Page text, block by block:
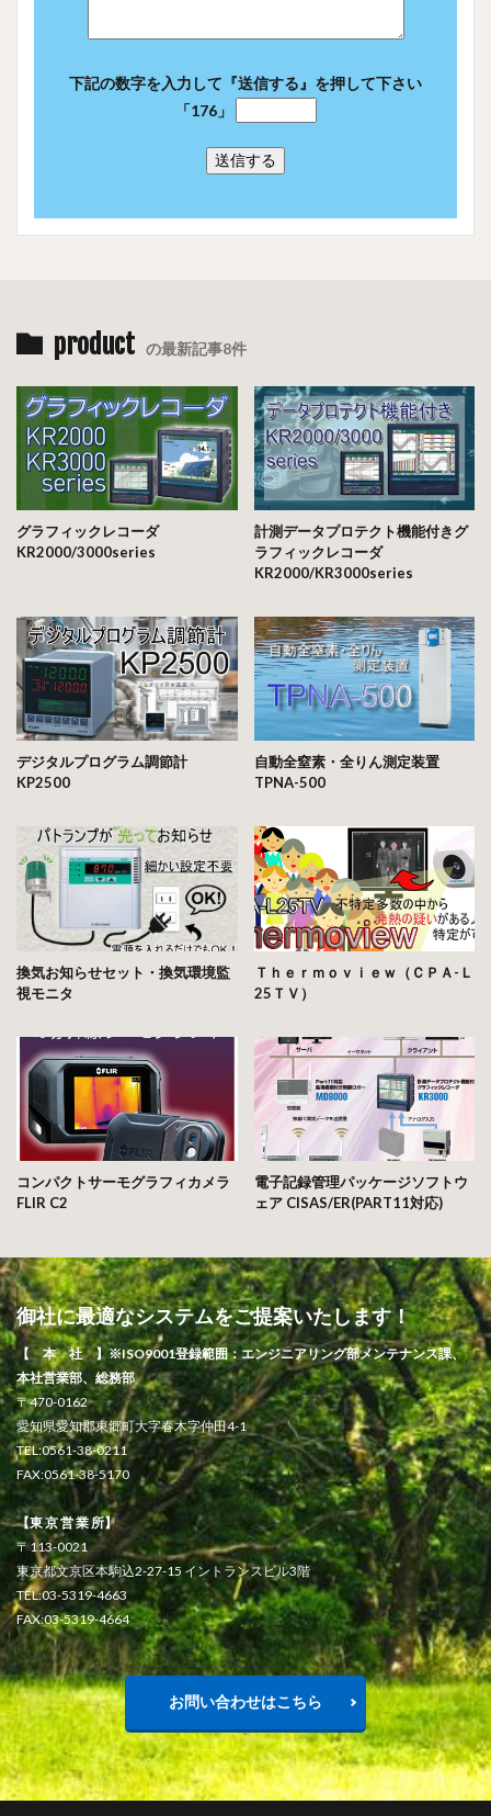
下記の数字を入力して『送信する』を押して下さい
「176」
product の最新記事8件
グラフィックレコーダ
KR2000/3000series
計測データプロテクト機能付きグ
ラフィックレコーダ
KR2000/KR3000series
デジタルプログラム調節計
KP2500
自動全窒素・全りん測定装置
TPNA-500
換気お知らせセット・換気環境監
視モニタ
Ｔｈｅｒｍｏｖｉｅｗ（ＣＰＡ-Ｌ
25ＴＶ）
コンパクトサーモグラフィカメラ
FLIR C2
電子記録管理パッケージソフトウ
ェア CISAS/ER(PART11対応)
御社に最適なシステムをご提案いたします！
【 本 社 】※ISO9001登録範囲：エンジニアリング部メンテナンス課、
本社営業部、総務部
〒470-0162
愛知県愛知郡東郷町大字春木字仲田4-1
TEL:0561-38-0211
FAX:0561-38-5170
【東 京 営 業 所】
〒113-0021
東京都文京区本駒込2-27-15 イントランスビル3階
TEL:03-5319-4663
FAX:03-5319-4664
お問い合わせはこちら